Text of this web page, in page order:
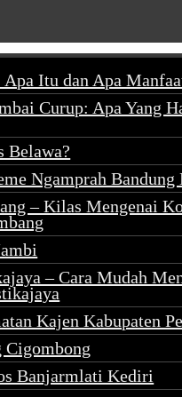
Apa Itu dan Apa
Curup: Apa Yang
Belawa?
Ngamprah Bandung
– Kilas Mengenai
– Cara Mudah
Kajen Kabupaten
Cigombong
Banjarmlati Kediri